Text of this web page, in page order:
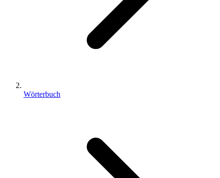
Wörterbuch